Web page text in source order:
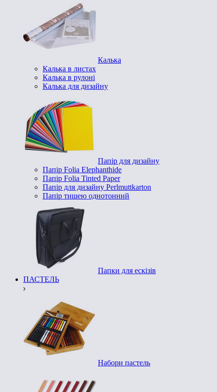
Калька
Калька в листах
Калька в рулоні
Калька для дизайну
Папір для дизайну
Папір Folia Elephanthide
Папір Folia Tinted Paper
Папір для дизайну Perlmuttkarton
Папір тишею однотонний
Папки для ескізів
ПАСТЕЛЬ
Набори пастель